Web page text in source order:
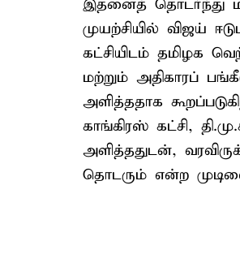
இதனைத் தொடர்ந்து
முயற்சியில் விஜய்
கட்சியிடம் தமிழக
மற்றும் அதிகாரப்
அளித்ததாக
காங்கிரஸ் கட்சி,
அளித்ததுடன்,
தொடரும் என்ற